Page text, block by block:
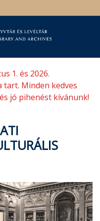
1. és 2026.
tart. Minden kedves
jó pihenést kívánunk!